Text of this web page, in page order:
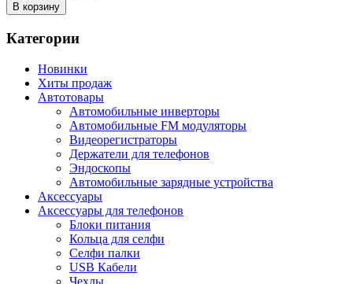
В корзину
Категории
Новинки
Хиты продаж
Автотовары
Автомобильные инверторы
Автомобильные FM модуляторы
Видеорегистраторы
Держатели для телефонов
Эндоскопы
Автомобильные зарядные устройства
Аксессуары
Аксессуары для телефонов
Блоки питания
Кольца для селфи
Селфи палки
USB Кабели
Чехлы